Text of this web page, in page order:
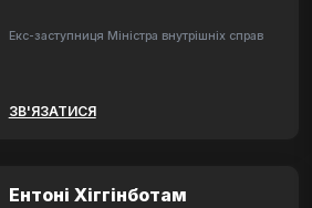
Екс-заступниця Міністра внутрішніх справ
ЗВ'ЯЗАТИСЯ
Ентоні Хіггінботам